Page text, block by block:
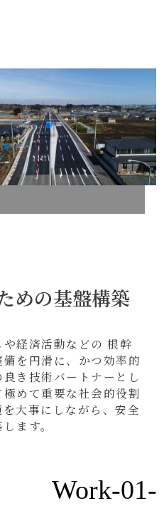
めの基盤構築
経済活動などの 根幹
を円滑に、かつ効率的
き技術バートナーとし
めて重要な社会的役割
大事にしながら、安全
ます。
Work-01-